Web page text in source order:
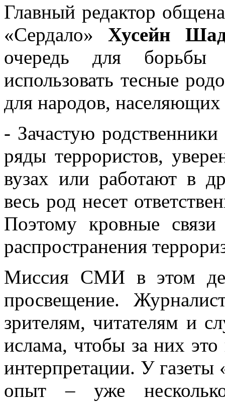
Главный редактор
«Сердало»Хусейн
очередь для
использовать тесные
для народов,
- Зачастую
ряды террористов,
вузах или работают в
весь род несет
Поэтому кровные
распространения
Миссия СМИ в этом
просвещение.
зрителям, читателям и
ислама, чтобы за них
интерпретации. У
опыт – уже